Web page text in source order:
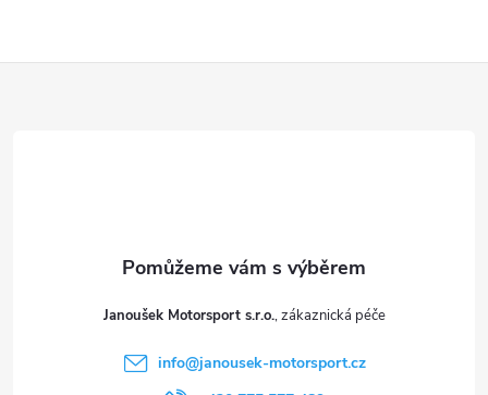
Janoušek Motorsport s.r.o.
info@janousek-motorsport.cz